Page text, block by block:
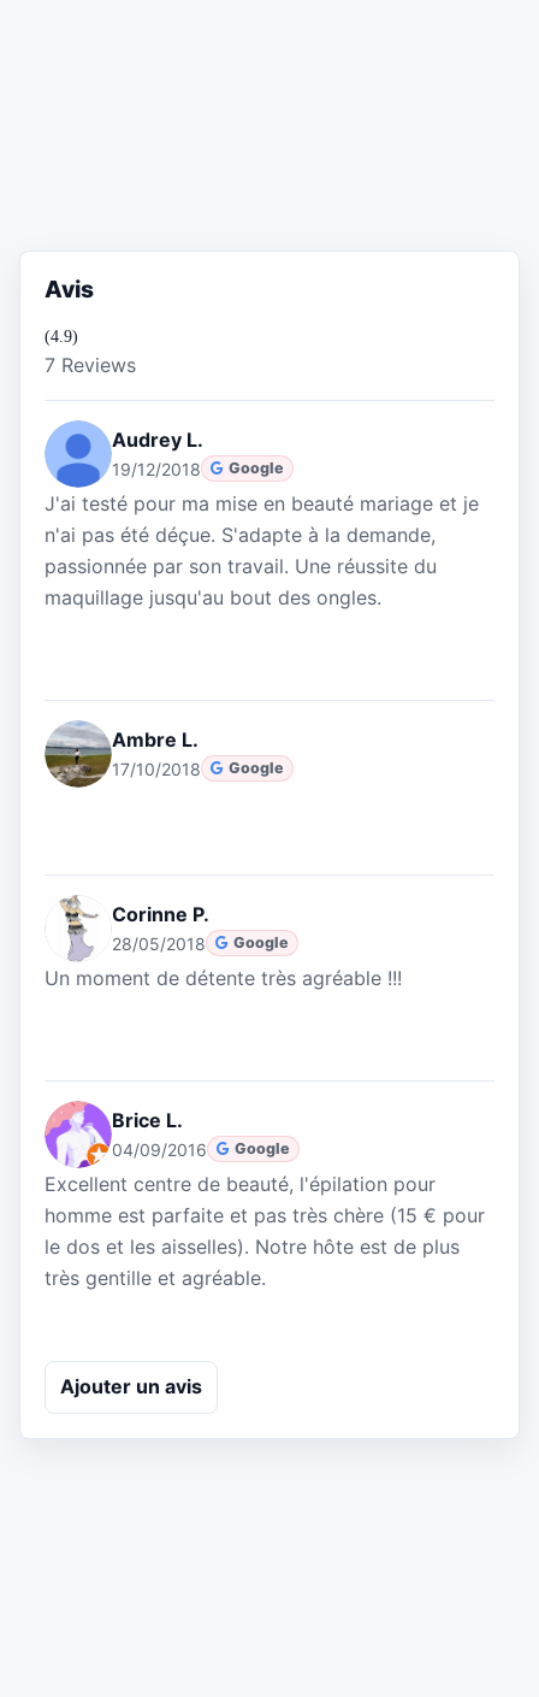
Avis
(4.9)
7 Reviews
Audrey L.
19/12/2018 Google
J'ai testé pour ma mise en beauté mariage et je
n'ai pas été déçue. S'adapte à la demande,
passionnée par son travail. Une réussite du
maquillage jusqu'au bout des ongles.
Ambre L.
17/10/2018 Google
Corinne P.
28/05/2018 Google
Un moment de détente très agréable !!!
Brice L.
04/09/2016 Google
Excellent centre de beauté, l'épilation pour
homme est parfaite et pas très chère (15 € pour
le dos et les aisselles). Notre hôte est de plus
très gentille et agréable.
Ajouter un avis